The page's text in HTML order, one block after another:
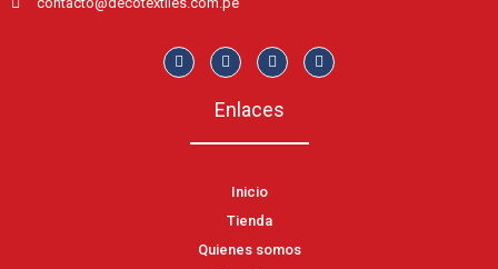
Enlaces
Inicio
Tienda
Quienes somos